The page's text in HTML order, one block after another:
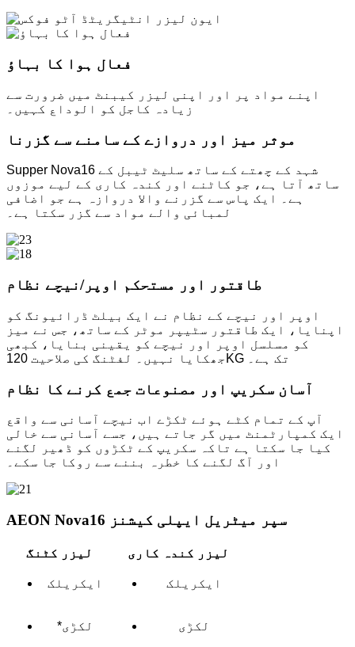
فعال ہوا کا بہاؤ
اپنے مواد پر اور اپنی لیزر کیبنٹ میں ضرورت سے
زیادہ کاجل کو الوداع کہیں۔
موثر میز اور دروازے کے سامنے سے گزرنا
Supper Nova16 شہد کے چھتے کے ساتھ سلیٹ ٹیبل کے
ساتھ آتا ہے، جو کاٹنے اور کندہ کاری کے لیے موزوں
ہے۔ ایک پاس سے گزرنے والا دروازہ ہے جو اضافی
لمبائی والے مواد سے گزر سکتا ہے۔
طاقتور اور مستحکم اوپر/نیچے نظام
اوپر اور نیچے کے نظام نے ایک بیلٹ ڈرائیونگ کو
اپنایا، ایک طاقتور سٹیپر موٹر کے ساتھ، جس نے میز
کو مسلسل اوپر اور نیچے کو یقینی بنایا، کبھی
جھکایا نہیں۔ لفٹنگ کی صلاحیت 120KG تک ہے۔
آسان سکریپ اور مصنوعات جمع کرنے کا نظام
آپ کے تمام کٹے ہوئے ٹکڑے اب نیچے آسانی سے واقع
ایک کمپارٹمنٹ میں گر جاتے ہیں، جسے آسانی سے خالی
کیا جا سکتا ہے تاکہ سکریپ کے ٹکڑوں کو ڈھیر لگنے
اور آگ لگنے کا خطرہ بننے سے روکا جا سکے۔
AEON Nova16 سپر میٹریل ایپلی کیشنز
لیزر کٹنگ لیزر کندہ کاری
ایکریلک ایکریلک
*لکڑی لکڑی